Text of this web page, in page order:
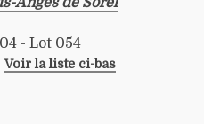
- Lot 054
Voir la liste ci-bas